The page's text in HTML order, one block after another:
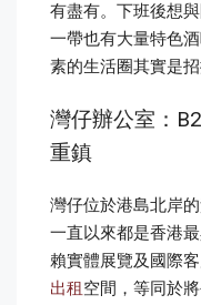
有盡有。下班後想
一帶也有大量特色
素的生活圈其實是
灣仔辦公室：
重鎮
灣仔位於港島北岸
一直以來都是香港
賴實體展覽及國際
出租空間，等同於